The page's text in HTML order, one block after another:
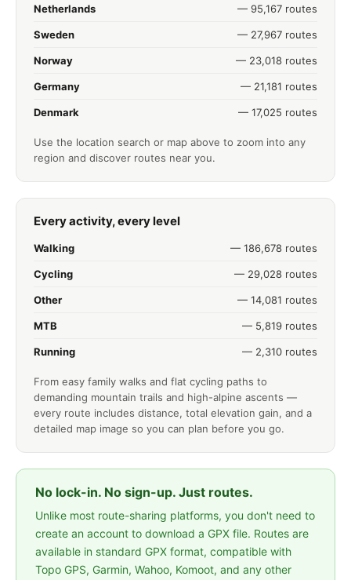
Netherlands — 95,167 routes
Sweden — 27,967 routes
Norway — 23,018 routes
Germany — 21,181 routes
Denmark — 17,025 routes
Use the location search or map above to zoom into any
region and discover routes near you.
Every activity, every level
Walking — 186,678 routes
Cycling — 29,028 routes
Other — 14,081 routes
MTB — 5,819 routes
Running — 2,310 routes
From easy family walks and flat cycling paths to
demanding mountain trails and high-alpine ascents —
every route includes distance, total elevation gain, and a
detailed map image so you can plan before you go.
No lock-in. No sign-up. Just routes.
Unlike most route-sharing platforms, you don't need to
create an account to download a GPX file. Routes are
available in standard GPX format, compatible with
Topo GPS, Garmin, Wahoo, Komoot, and any other